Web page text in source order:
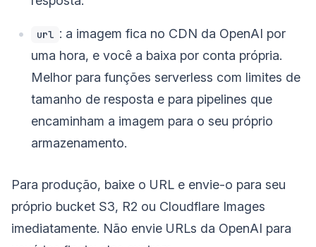
url : a imagem fica no CDN da OpenAI por
uma hora, e você a baixa por conta própria.
Melhor para funções serverless com limites de
tamanho de resposta e para pipelines que
encaminham a imagem para o seu próprio
armazenamento.
Para produção, baixe o URL e envie-o para seu
próprio bucket S3, R2 ou Cloudflare Images
imediatamente. Não envie URLs da OpenAI para